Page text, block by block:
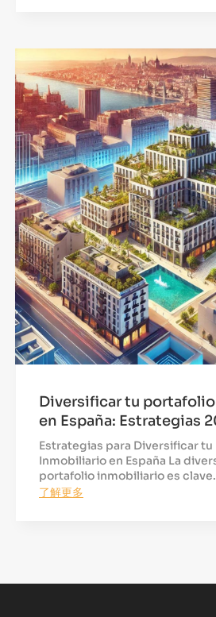
Diversificar tu
en España: Estrategias
Estrategias para Diversificar
Inmobiliario en España La
portafolio inmobiliario es
了解更多